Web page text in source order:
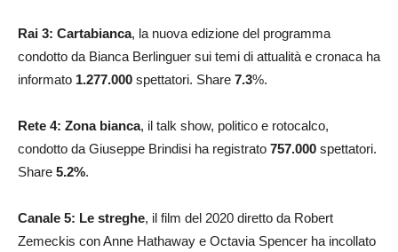
Rai 3: Cartabianca, la nuova edizione del programma
condotto da Bianca Berlinguer sui temi di attualità e cronaca ha
informato 1.277.000 spettatori. Share 7.3%.
Rete 4: Zona bianca, il talk show, politico e rotocalco,
condotto da Giuseppe Brindisi ha registrato 757.000 spettatori.
Share 5.2%.
Canale 5: Le streghe, il film del 2020 diretto da Robert
Zemeckis con Anne Hathaway e Octavia Spencer ha incollato